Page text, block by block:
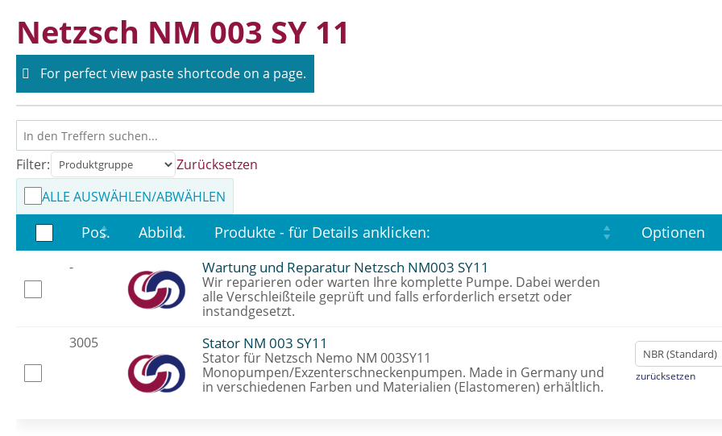
content
Netzsch NM 003 SY 11
For perfect view paste shortcode on a page.
Filter:
Zurücksetzen
ALLE AUSWÄHLEN/ABWÄHLEN
Pos. Abbild. Produkte - für Details anklicken: Optionen
- Wartung und Reparatur Netzsch NM003 SY11
Wir reparieren oder warten Ihre komplette Pumpe. Dabei werden
alle Verschleißteile geprüft und falls erforderlich ersetzt oder
instandgesetzt.
3005 Stator NM 003 SY11
Stator für Netzsch Nemo NM 003SY11
Monopumpen/Exzenterschneckenpumpen. Made in Germany und
in verschiedenen Farben und Materialien (Elastomeren) erhältlich.
zurücksetzen